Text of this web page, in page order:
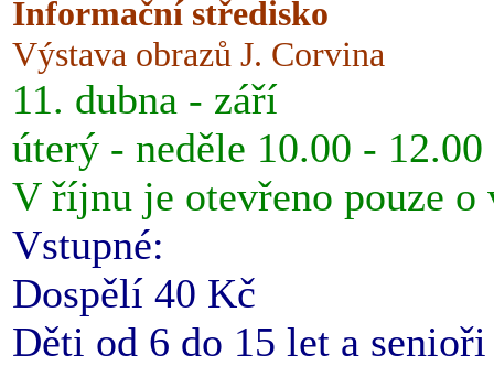
Informační středisko
Výstava obrazů J. Corvina
11. dubna - září
úterý - neděle 10.00 -
V říjnu je otevřeno pouze o
Vstupné:
Dospělí 40 Kč
Děti od 6 do 15 let a